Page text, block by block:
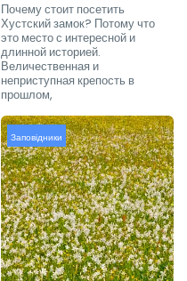
Почему стоит посетить
Хустский замок? Потому что
это место с интересной и
длинной историей.
Величественная и
неприступная крепость в
прошлом,
Заповідники